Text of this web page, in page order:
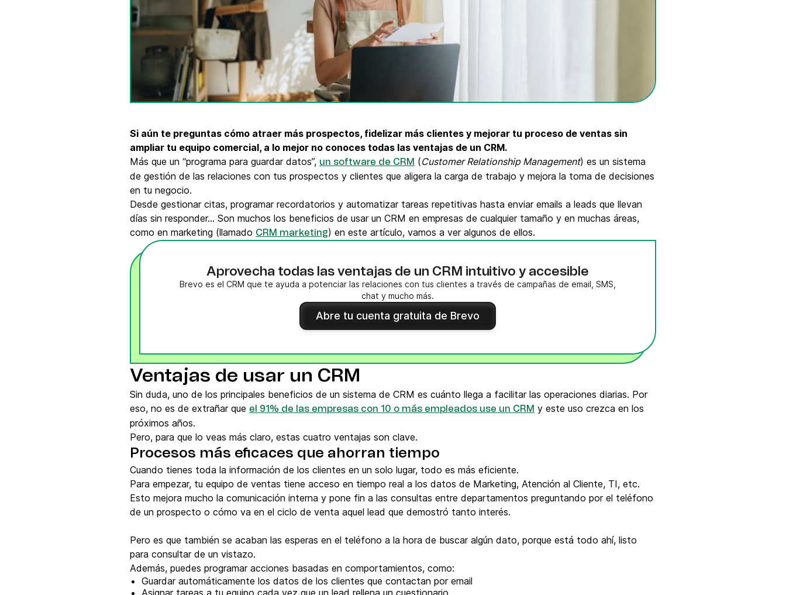
Integra Brevo con más de 150 herramientas
digitales como Shopify, WordPress, Stripe, Zapier
y más.
VoIP Phone
Si aún te preguntas cómo atraer más prospectos, fidelizar más clientes y mejorar tu proceso de ventas sin
ampliar tu equipo comercial, a lo mejor no conoces todas las ventajas de un CRM.
Más que un “programa para guardar datos”, un software de CRM (Customer Relationship Management) es un sistema
de gestión de las relaciones con tus prospectos y clientes que aligera la carga de trabajo y mejora la toma de decisiones
en tu negocio.
Desde gestionar citas, programar recordatorios y automatizar tareas repetitivas hasta enviar emails a leads que llevan
días sin responder… Son muchos los beneficios de usar un CRM en empresas de cualquier tamaño y en muchas áreas,
como en marketing (llamado CRM marketing) en este artículo, vamos a ver algunos de ellos.
Aprovecha todas las ventajas de un CRM intuitivo y accesible
Brevo es el CRM que te ayuda a potenciar las relaciones con tus clientes a través de campañas de email, SMS,
chat y mucho más.
Abre tu cuenta gratuita de Brevo
Ventajas de usar un CRM
Sin duda, uno de los principales beneficios de un sistema de CRM es cuánto llega a facilitar las operaciones diarias. Por
eso, no es de extrañar que el 91% de las empresas con 10 o más empleados use un CRM y este uso crezca en los
próximos años.
Pero, para que lo veas más claro, estas cuatro ventajas son clave.
Procesos más eficaces que ahorran tiempo
Cuando tienes toda la información de los clientes en un solo lugar, todo es más eficiente.
Para empezar, tu equipo de ventas tiene acceso en tiempo real a los datos de Marketing, Atención al Cliente, TI, etc.
Esto mejora mucho la comunicación interna y pone fin a las consultas entre departamentos preguntando por el teléfono
de un prospecto o cómo va en el ciclo de venta aquel lead que demostró tanto interés.
Pero es que también se acaban las esperas en el teléfono a la hora de buscar algún dato, porque está todo ahí, listo
para consultar de un vistazo.
Además, puedes programar acciones basadas en comportamientos, como:
Guardar automáticamente los datos de los clientes que contactan por email
Asignar tareas a tu equipo cada vez que un lead rellena un cuestionario